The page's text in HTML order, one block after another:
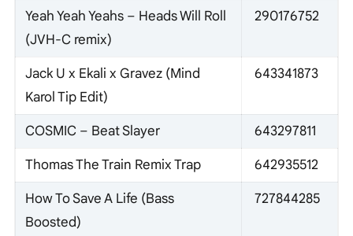
Yeah Yeah Yeahs – Heads Will Roll
(JVH-C remix)
290176752
Jack U x Ekali x Gravez (Mind
Karol Tip Edit)
643341873
COSMIC – Beat Slayer 643297811
Thomas The Train Remix Trap 642935512
How To Save A Life (Bass
Boosted)
727844285